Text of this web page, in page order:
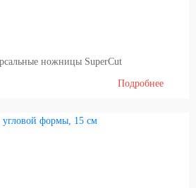
ножницы SuperCut
Подробнее